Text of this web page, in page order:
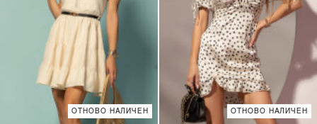
ОТНОВО НАЛИЧЕН ОТНОВО НАЛИЧЕН